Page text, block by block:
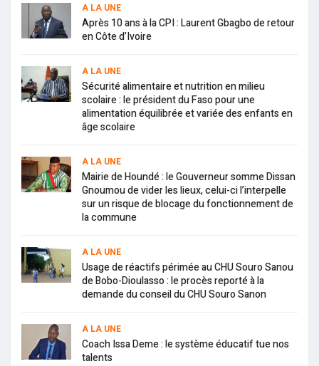
A LA UNE
Après 10 ans à la CPI : Laurent Gbagbo de retour
en Côte d’Ivoire
A LA UNE
Sécurité alimentaire et nutrition en milieu
scolaire : le président du Faso pour une
alimentation équilibrée et variée des enfants en
âge scolaire
A LA UNE
Mairie de Houndé : le Gouverneur somme Dissan
Gnoumou de vider les lieux, celui-ci l’interpelle
sur un risque de blocage du fonctionnement de
la commune
A LA UNE
Usage de réactifs périmée au CHU Souro Sanou
de Bobo-Dioulasso : le procès reporté à la
demande du conseil du CHU Souro Sanon
A LA UNE
Coach Issa Deme : le système éducatif tue nos
talents